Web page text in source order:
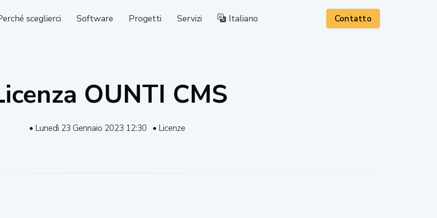
sceglierci Software Progetti Servizi Italiano Contatto
OUNTI CMS
• Lunedì 23 Gennaio 2023 12:30 • Licenze